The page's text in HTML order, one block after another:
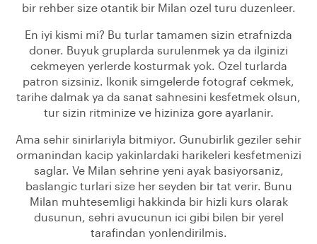
bir rehber size otantik bir Milan ozel turu duzenleer.
En iyi kismi mi? Bu turlar tamamen sizin etrafnizda
doner. Buyuk gruplarda surulenmek ya da ilginizi
cekmeyen yerlerde kosturmak yok. Ozel turlarda
patron sizsiniz. Ikonik simgelerde fotograf cekmek,
tarihe dalmak ya da sanat sahnesini kesfetmek olsun,
tur sizin ritminize ve hiziniza gore ayarlanir.
Ama sehir sinirlariyla bitmiyor. Gunubirlik geziler sehir
ormanindan kacip yakinlardaki harikeleri kesfetmenizi
saglar. Ve Milan sehrine yeni ayak basiyorsaniz,
baslangic turlari size her seyden bir tat verir. Bunu
Milan muhtesemligi hakkinda bir hizli kurs olarak
dusunun, sehri avucunun ici gibi bilen bir yerel
tarafindan yonlendirilmis.